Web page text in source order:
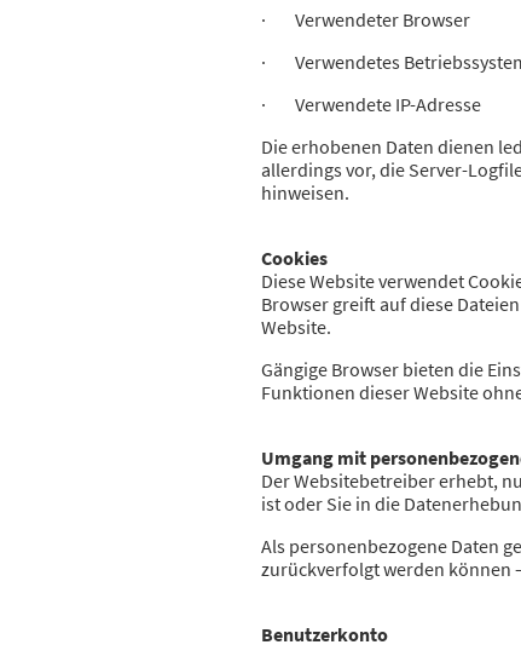
· Verwendeter Browser
· Verwendetes
· Verwendete IP-Adresse
Die erhobenen Daten dienen
allerdings vor, die Server-
hinweisen.
Cookies
Diese Website verwendet
Browser greift auf diese
Website.
Gängige Browser bieten die
Funktionen dieser Website
Umgang mit
Der Websitebetreiber erhebt,
ist oder Sie in die
Als personenbezogene Daten
zurückverfolgt werden können
Benutzerkonto